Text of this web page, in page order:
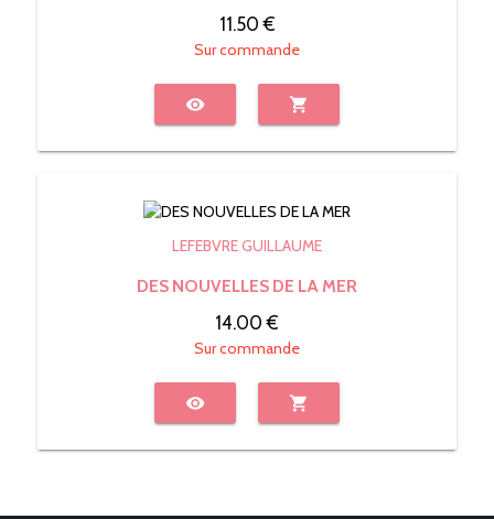
11.50 €
Sur commande
visibility shopping_cart
LEFEBVRE GUILLAUME
DES NOUVELLES DE LA MER
14.00 €
Sur commande
visibility shopping_cart